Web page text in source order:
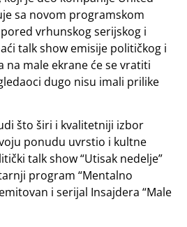
sa novom programskom
vrhunskog serijskog i
talk show emisije političkog i
na male ekrane će se vratiti
dugo nisu imali prilike
što širi i kvalitetniji izbor
ponudu uvrstio i kultne
talk show “Utisak nedelje”
program “Mentalno
i serijal Insajdera “Male